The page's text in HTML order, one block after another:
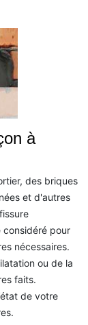
à
des briques
et d'autres
pour
nécessaires.
ou de la
faits.
de votre